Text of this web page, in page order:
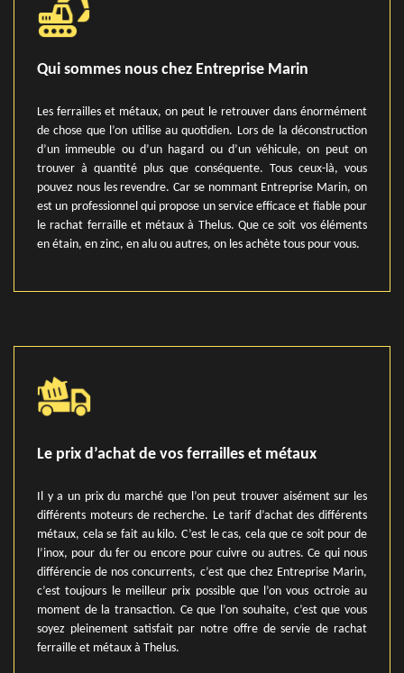
Qui sommes nous chez Entreprise Marin
Les ferrailles et métaux, on peut le retrouver dans énormément
de chose que l’on utilise au quotidien. Lors de la déconstruction
d’un immeuble ou d’un hagard ou d’un véhicule, on peut on
trouver à quantité plus que conséquente. Tous ceux-là, vous
pouvez nous les revendre. Car se nommant Entreprise Marin, on
est un professionnel qui propose un service efficace et fiable pour
le rachat ferraille et métaux à Thelus. Que ce soit vos éléments
en étain, en zinc, en alu ou autres, on les achète tous pour vous.
Le prix d’achat de vos ferrailles et métaux
Il y a un prix du marché que l’on peut trouver aisément sur les
différents moteurs de recherche. Le tarif d’achat des différents
métaux, cela se fait au kilo. C’est le cas, cela que ce soit pour de
l’inox, pour du fer ou encore pour cuivre ou autres. Ce qui nous
différencie de nos concurrents, c’est que chez Entreprise Marin,
c’est toujours le meilleur prix possible que l’on vous octroie au
moment de la transaction. Ce que l’on souhaite, c’est que vous
soyez pleinement satisfait par notre offre de servie de rachat
ferraille et métaux à Thelus.